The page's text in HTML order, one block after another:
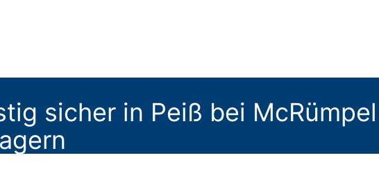
sicher in Peiß bei